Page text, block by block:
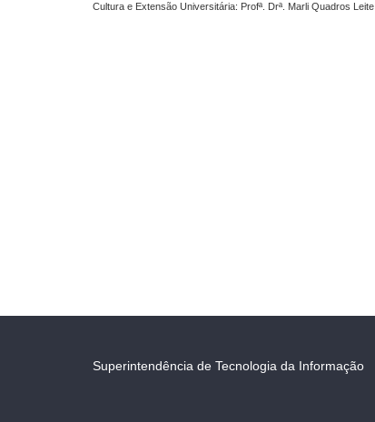
Cultura e Extensão Universitária: Profª. Drª. Marli Quadros Leite
Superintendência de Tecnologia da Informação